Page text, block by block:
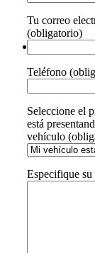
Tu correo
(obligatorio)
Teléfono
Seleccione el
está
vehículo
Especifique su